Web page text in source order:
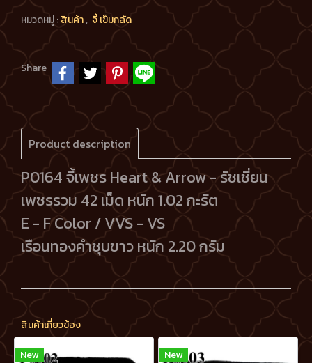
หมวดหมู่ :สินค้า, จี้ เข็มกลัด
Share
Product description
P0164 จี้เพชร Heart & Arrow - รัชเชี่ยน
เพชรรวม 42 เม็ด หนัก 1.02 กะรัต
E - F Color / VVS - VS
เรือนทองคำชุบขาว หนัก 2.20 กรัม
สินค้าเกี่ยวข้อง
New New